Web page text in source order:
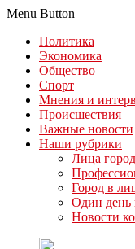
Menu Button
Политика
Экономика
Общество
Спорт
Мнения и
Происшествия
Важные новости
Наши рубрики
Лица
Город в
Один день
Новости